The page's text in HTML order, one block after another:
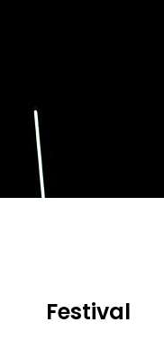
Festival